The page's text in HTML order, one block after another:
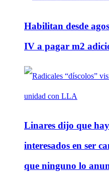
Habilitan desde
IV a pagar m2
Linares dijo que
interesados en ser
que ninguno lo